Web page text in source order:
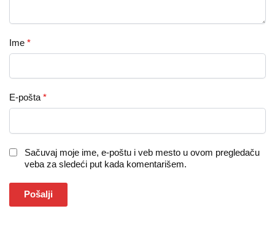
Ime *
E-pošta*
Sačuvaj moje ime, e-poštu i veb mesto u ovom pregledaču
veba za sledeći put kada komentarišem.